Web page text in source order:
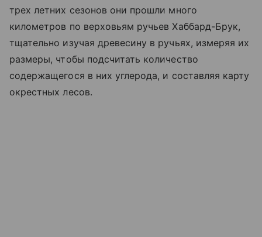
трех летних сезонов они прошли много
километров по верховьям ручьев Хаббард-Брук,
тщательно изучая древесину в ручьях, измеряя их
размеры, чтобы подсчитать количество
содержащегося в них углерода, и составляя карту
окрестных лесов.